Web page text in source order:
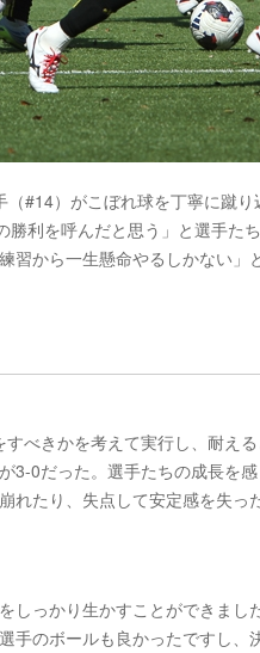
#14）がこぼれ球を丁寧に蹴
利を呼んだと思う」と選手た
から一生懸命やるしかない」
べきかを考えて実行し、耐え
3-0だった。選手たちの成長を
れたり、失点して安定感を失
しっかり生かすことができまし
手のボールも良かったですし